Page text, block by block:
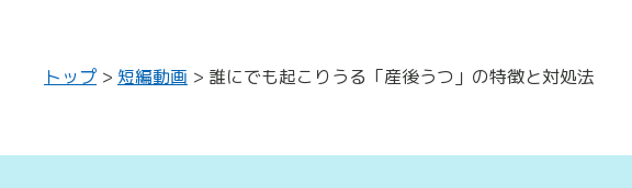
トップ > 短編動画 > 誰にでも起こりうる「産後うつ」の特徴と対処法